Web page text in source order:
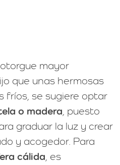
mayor
que unas hermosas
fríos, se sugiere optar
o madera, puesto
graduar la luz y crear
y acogedor. Para
cálida, es